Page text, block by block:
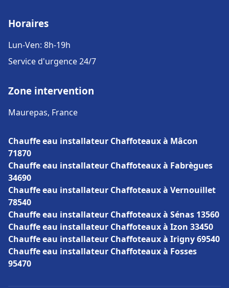
Horaires
Lun-Ven: 8h-19h
Service d'urgence 24/7
Zone intervention
Maurepas, France
Chauffe eau installateur Chaffoteaux à Mâcon
71870
Chauffe eau installateur Chaffoteaux à Fabrègues
34690
Chauffe eau installateur Chaffoteaux à Vernouillet
78540
Chauffe eau installateur Chaffoteaux à Sénas 13560
Chauffe eau installateur Chaffoteaux à Izon 33450
Chauffe eau installateur Chaffoteaux à Irigny 69540
Chauffe eau installateur Chaffoteaux à Fosses
95470